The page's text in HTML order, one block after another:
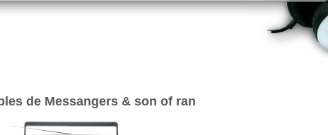
de Messangers & son of ran